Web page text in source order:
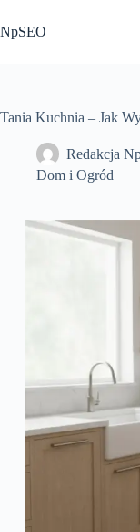
do
treści
NpSEO
Tania Kuchnia – Jak
Redakcja
Dom i Ogród